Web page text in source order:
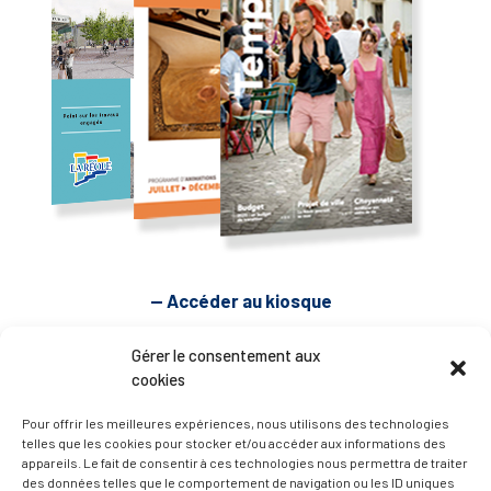
Gérer le consentement aux
cookies
Pour offrir les meilleures expériences, nous utilisons des technologies
telles que les cookies pour stocker et/ou accéder aux informations des
appareils. Le fait de consentir à ces technologies nous permettra de traiter
des données telles que le comportement de navigation ou les ID uniques
— Accéder au kiosque
D’ART ET D’HISTOIRE
— Découvrir et visiter